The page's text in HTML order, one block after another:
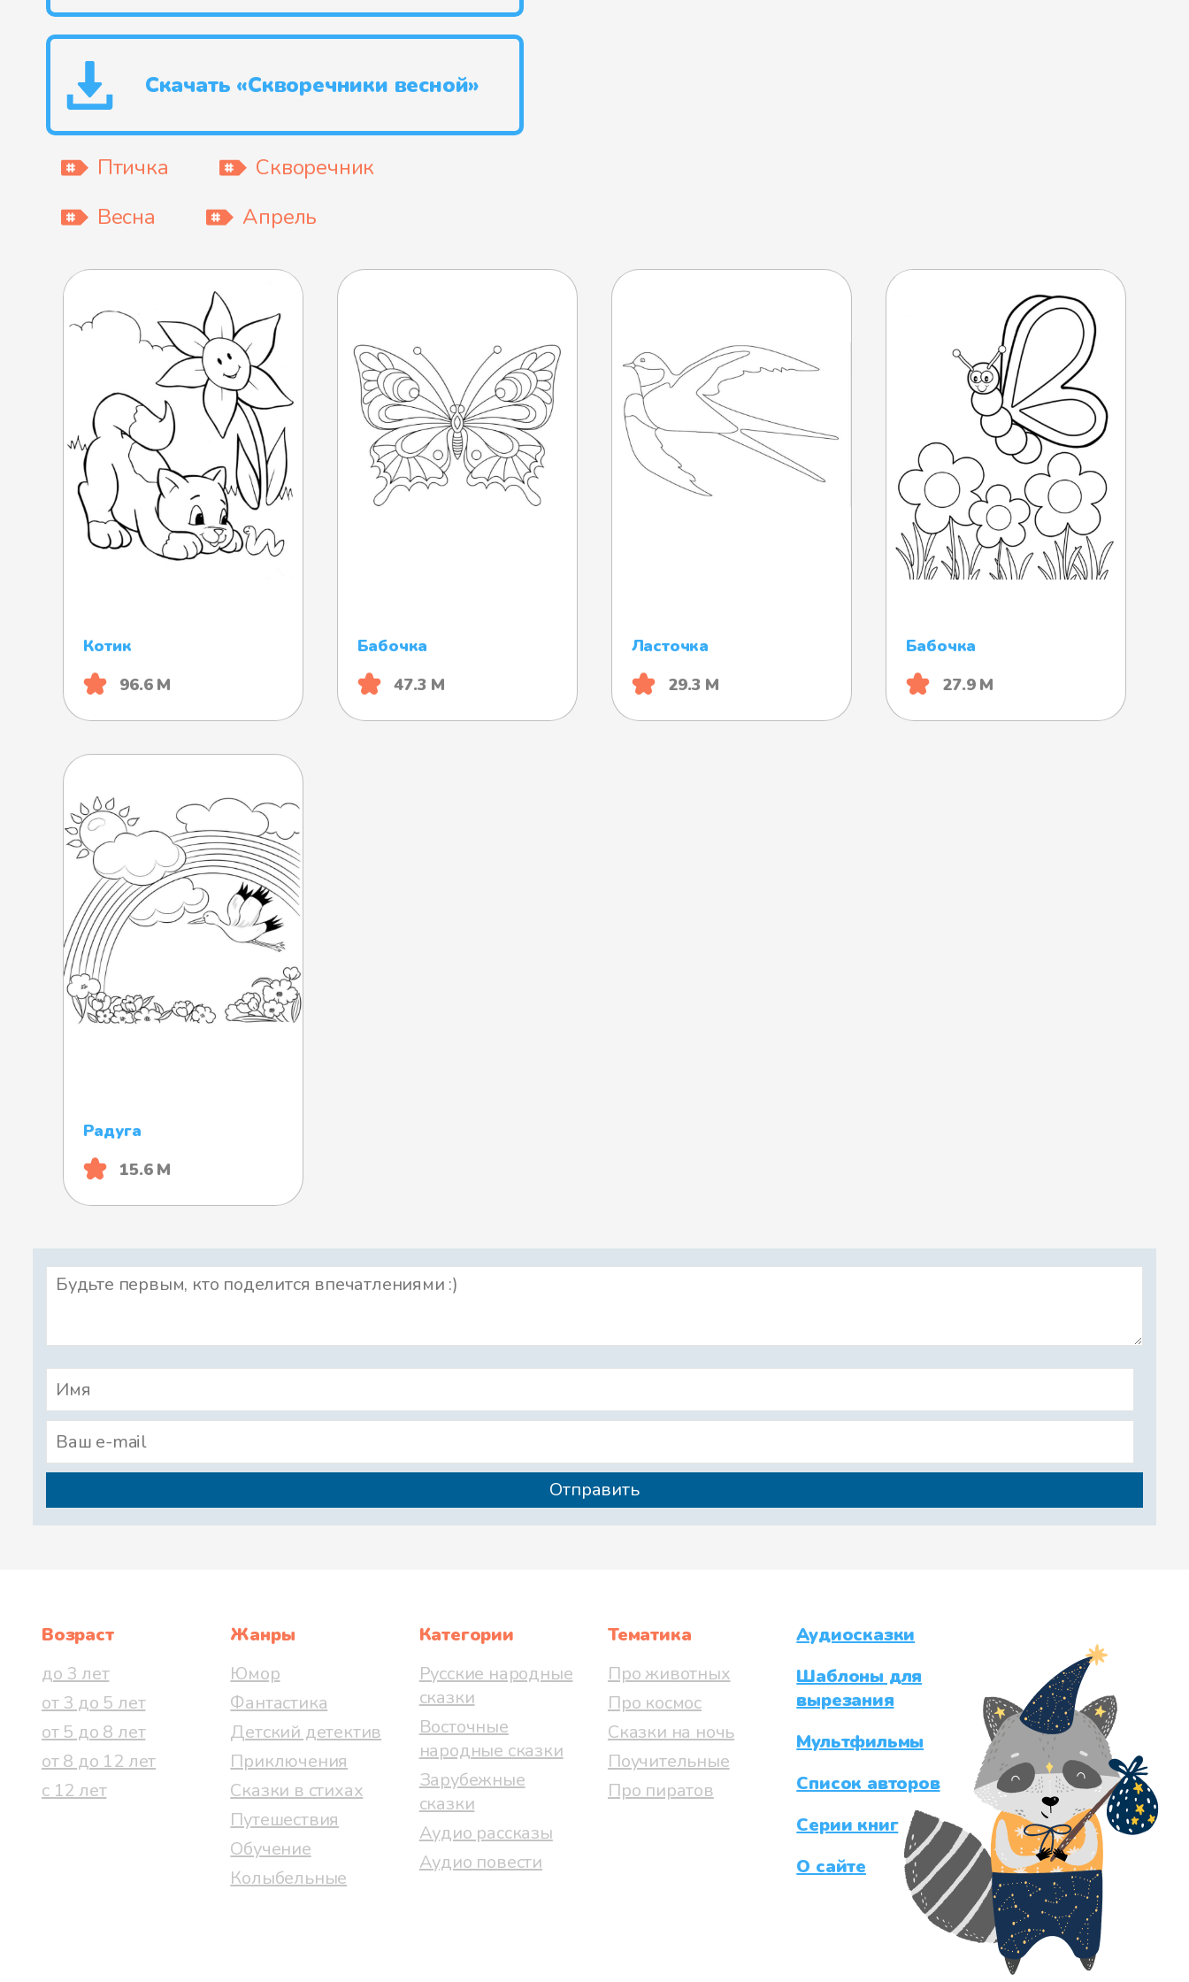
Скачать «Скворечники весной»
Птичка
Скворечник
Весна
Апрель
Котик
96.6 М
Бабочка
47.3 М
Ласточка
29.3 М
Бабочка
27.9 М
Радуга
15.6 М
Возраст
до 3 лет
от 3 до 5 лет
от 5 до 8 лет
от 8 до 12 лет
с 12 лет
Жанры
Юмор
Фантастика
Детский детектив
Приключения
Сказки в стихах
Путешествия
Обучение
Колыбельные
Категории
Русские народные
сказки
Восточные
народные сказки
Зарубежные
сказки
Аудио рассказы
Аудио повести
Тематика
Про животных
Про космос
Сказки на ночь
Поучительные
Про пиратов
Аудиосказки
Шаблоны для
вырезания
Мультфильмы
Список авторов
Серии книг
О сайте